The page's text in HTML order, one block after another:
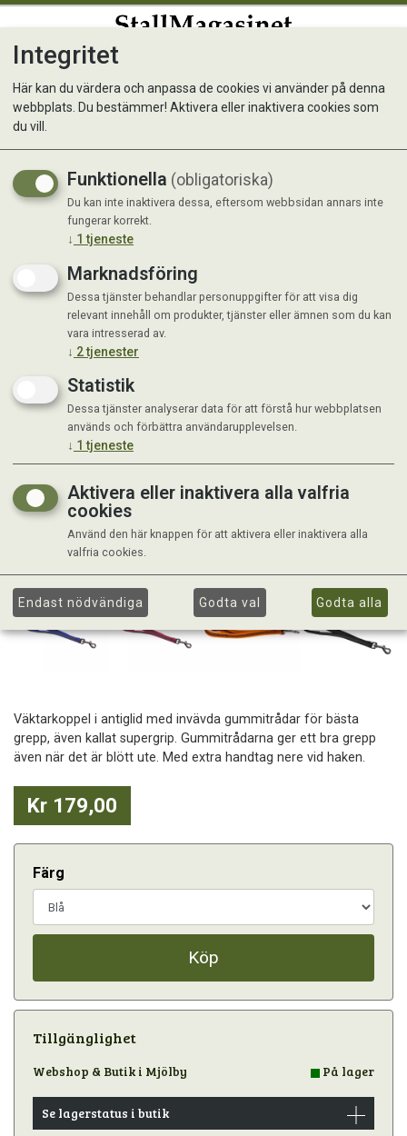
Alac Väktarkoppel
Väktarkoppel i antiglid med invävda gummitrådar för bästa
grepp, även kallat supergrip. Gummitrådarna ger ett bra grepp
även när det är blött ute. Med extra handtag nere vid haken.
Kr 179,00
Färg
Köp
Tillgänglighet
Webshop & Butik i Mjölby På lager
Se lagerstatus i butik
Integritet
Här kan du värdera och anpassa de cookies vi använder på denna
webbplats. Du bestämmer! Aktivera eller inaktivera cookies som
du vill.
Funktionella (obligatoriska)
Du kan inte inaktivera dessa, eftersom webbsidan annars inte
fungerar korrekt.
↓ 1 tjeneste
Marknadsföring
Dessa tjänster behandlar personuppgifter för att visa dig
relevant innehåll om produkter, tjänster eller ämnen som du kan
vara intresserad av.
↓ 2tjenester
Statistik
Dessa tjänster analyserar data för att förstå hur webbplatsen
används och förbättra användarupplevelsen.
↓ 1 tjeneste
Aktivera eller inaktivera alla valfria
cookies
Använd den här knappen för att aktivera eller inaktivera alla
valfria cookies.
Endast nödvändiga Godta val Godta alla